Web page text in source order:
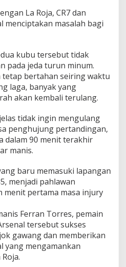
La Roja, CR7 dan
menciptakan masalah bagi
kubu tersebut tidak
pada jeda turun minum.
tetap bertahan seiring waktu
laga, banyak yang
akan kembali terulang.
tidak ingin mengulang
penghujung pertandingan,
dalam 90 menit terakhir
manis.
baru memasuki lapangan
menjadi pahlawan
menit pertama masa injury
Ferran Torres, pemain
tersebut sukses
gawang dan memberikan
yang mengamankan